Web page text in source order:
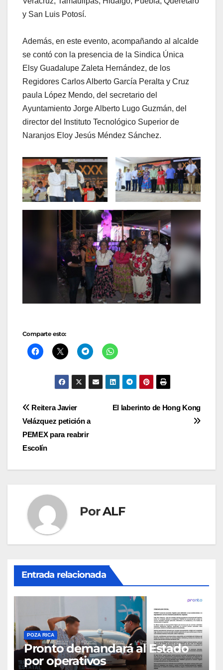
y San Luis Potosí.
Además, en este evento, acompañando al alcalde
se contó con la presencia de la Sindica Única
Elsy Guadalupe Zaleta Hernández, de los
Regidores Carlos Alberto García Peralta y Cruz
paula López Mendo, del secretario del
Ayuntamiento Jorge Alberto Lugo Guzmán, del
director del Instituto Tecnológico Superior de
Naranjos Eloy Jesús Méndez Sánchez.
Comparte esto:
Navegación
de
entradas
El laberinto de Hong Kong
Reitera Javier
Velázquez petición a
PEMEX para reabrir
Escolín
PorALF
Entrada relacionada
POZA RICA
Pronto demandará al Estado
por operativos